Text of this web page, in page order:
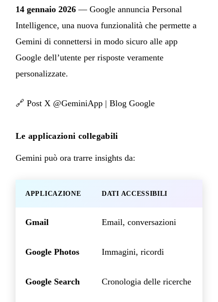
14 gennaio 2026 — Google annuncia Personal
Intelligence, una nuova funzionalità che permette a
Gemini di connettersi in modo sicuro alle app
Google dell’utente per risposte veramente
personalizzate.
🔗 Post X @GeminiApp | Blog Google
Le applicazioni collegabili
Gemini può ora trarre insights da:
APPLICAZIONE DATI ACCESSIBILI
Gmail Email, conversazioni
Google Photos Immagini, ricordi
Google Search Cronologia delle ricerche